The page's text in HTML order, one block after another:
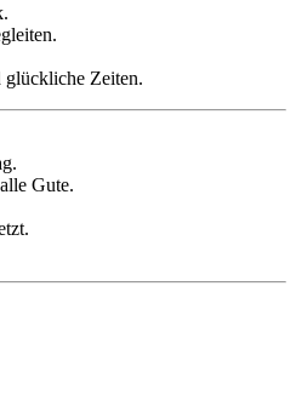
glückliche Zeiten.
Gute.